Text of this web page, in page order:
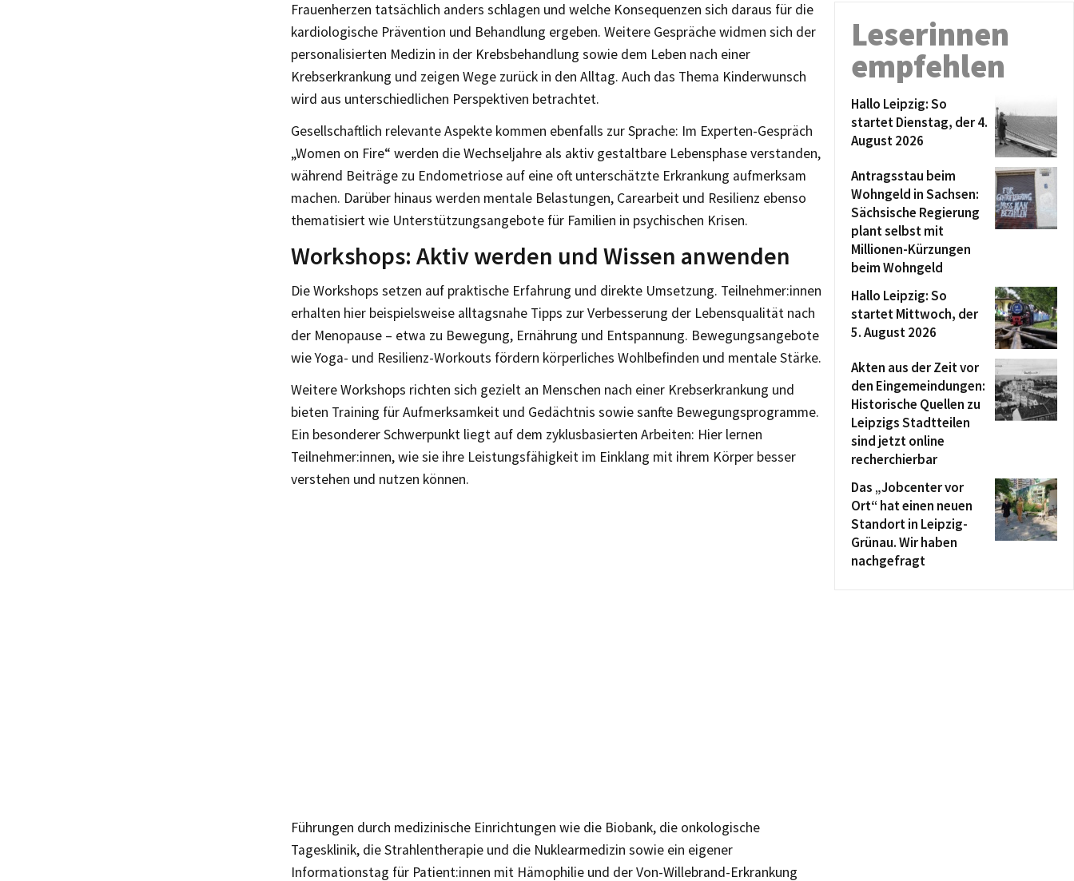
Frauenherzen tatsächlich anders schlagen und welche Konsequenzen sich daraus für die
kardiologische Prävention und Behandlung ergeben. Weitere Gespräche widmen sich der
personalisierten Medizin in der Krebsbehandlung sowie dem Leben nach einer
Krebserkrankung und zeigen Wege zurück in den Alltag. Auch das Thema Kinderwunsch
wird aus unterschiedlichen Perspektiven betrachtet.
Gesellschaftlich relevante Aspekte kommen ebenfalls zur Sprache: Im Experten-Gespräch
„Women on Fire“ werden die Wechseljahre als aktiv gestaltbare Lebensphase verstanden,
während Beiträge zu Endometriose auf eine oft unterschätzte Erkrankung aufmerksam
machen. Darüber hinaus werden mentale Belastungen, Carearbeit und Resilienz ebenso
thematisiert wie Unterstützungsangebote für Familien in psychischen Krisen.
Workshops: Aktiv werden und Wissen anwenden
Die Workshops setzen auf praktische Erfahrung und direkte Umsetzung. Teilnehmer:innen
erhalten hier beispielsweise alltagsnahe Tipps zur Verbesserung der Lebensqualität nach
der Menopause – etwa zu Bewegung, Ernährung und Entspannung. Bewegungsangebote
wie Yoga- und Resilienz-Workouts fördern körperliches Wohlbefinden und mentale Stärke.
Weitere Workshops richten sich gezielt an Menschen nach einer Krebserkrankung und
bieten Training für Aufmerksamkeit und Gedächtnis sowie sanfte Bewegungsprogramme.
Ein besonderer Schwerpunkt liegt auf dem zyklusbasierten Arbeiten: Hier lernen
Teilnehmer:innen, wie sie ihre Leistungsfähigkeit im Einklang mit ihrem Körper besser
verstehen und nutzen können.
Führungen durch medizinische Einrichtungen wie die Biobank, die onkologische
Tagesklinik, die Strahlentherapie und die Nuklearmedizin sowie ein eigener
Informationstag für Patient:innen mit Hämophilie und der Von-Willebrand-Erkrankung
Leserinnen
empfehlen
Hallo Leipzig: So
startet Dienstag, der 4.
August 2026
Antragsstau beim
Wohngeld in Sachsen:
Sächsische Regierung
plant selbst mit
Millionen-Kürzungen
beim Wohngeld
Hallo Leipzig: So
startet Mittwoch, der
5. August 2026
Akten aus der Zeit vor
den Eingemeindungen:
Historische Quellen zu
Leipzigs Stadtteilen
sind jetzt online
recherchierbar
Das „Jobcenter vor
Ort“ hat einen neuen
Standort in Leipzig-
Grünau. Wir haben
nachgefragt